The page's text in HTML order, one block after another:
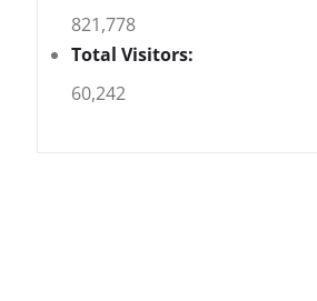
821,778
Total Visitors:
60,242